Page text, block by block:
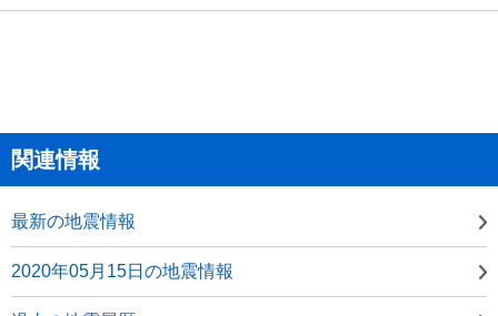
関連情報
最新の地震情報
2020年05月15日の地震情報